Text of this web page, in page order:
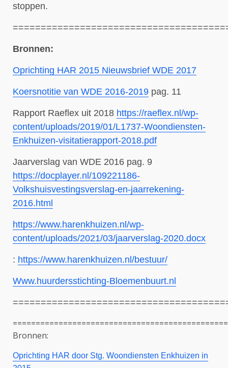
stoppen.
Bronnen:
Oprichting HAR 2015 Nieuwsbrief WDE 2017
Koersnotitie van WDE 2016-2019 pag. 11
Rapport Raeflex uit 2018 https://raeflex.nl/wp-
content/uploads/2019/01/L1737-Woondiensten-
Enkhuizen-visitatierapport-2018.pdf
Jaarverslag van WDE 2016 pag. 9
https://docplayer.nl/109221186-
Volkshuisvestingsverslag-en-jaarrekening-
2016.html
https://www.harenkhuizen.nl/wp-
content/uploads/2021/03/jaarverslag-2020.docx
: https://www.harenkhuizen.nl/bestuur/
Www.huurdersstichting-Bloemenbuurt.nl
Bronnen:
Oprichting HAR door Stg. Woondiensten Enkhuizen in